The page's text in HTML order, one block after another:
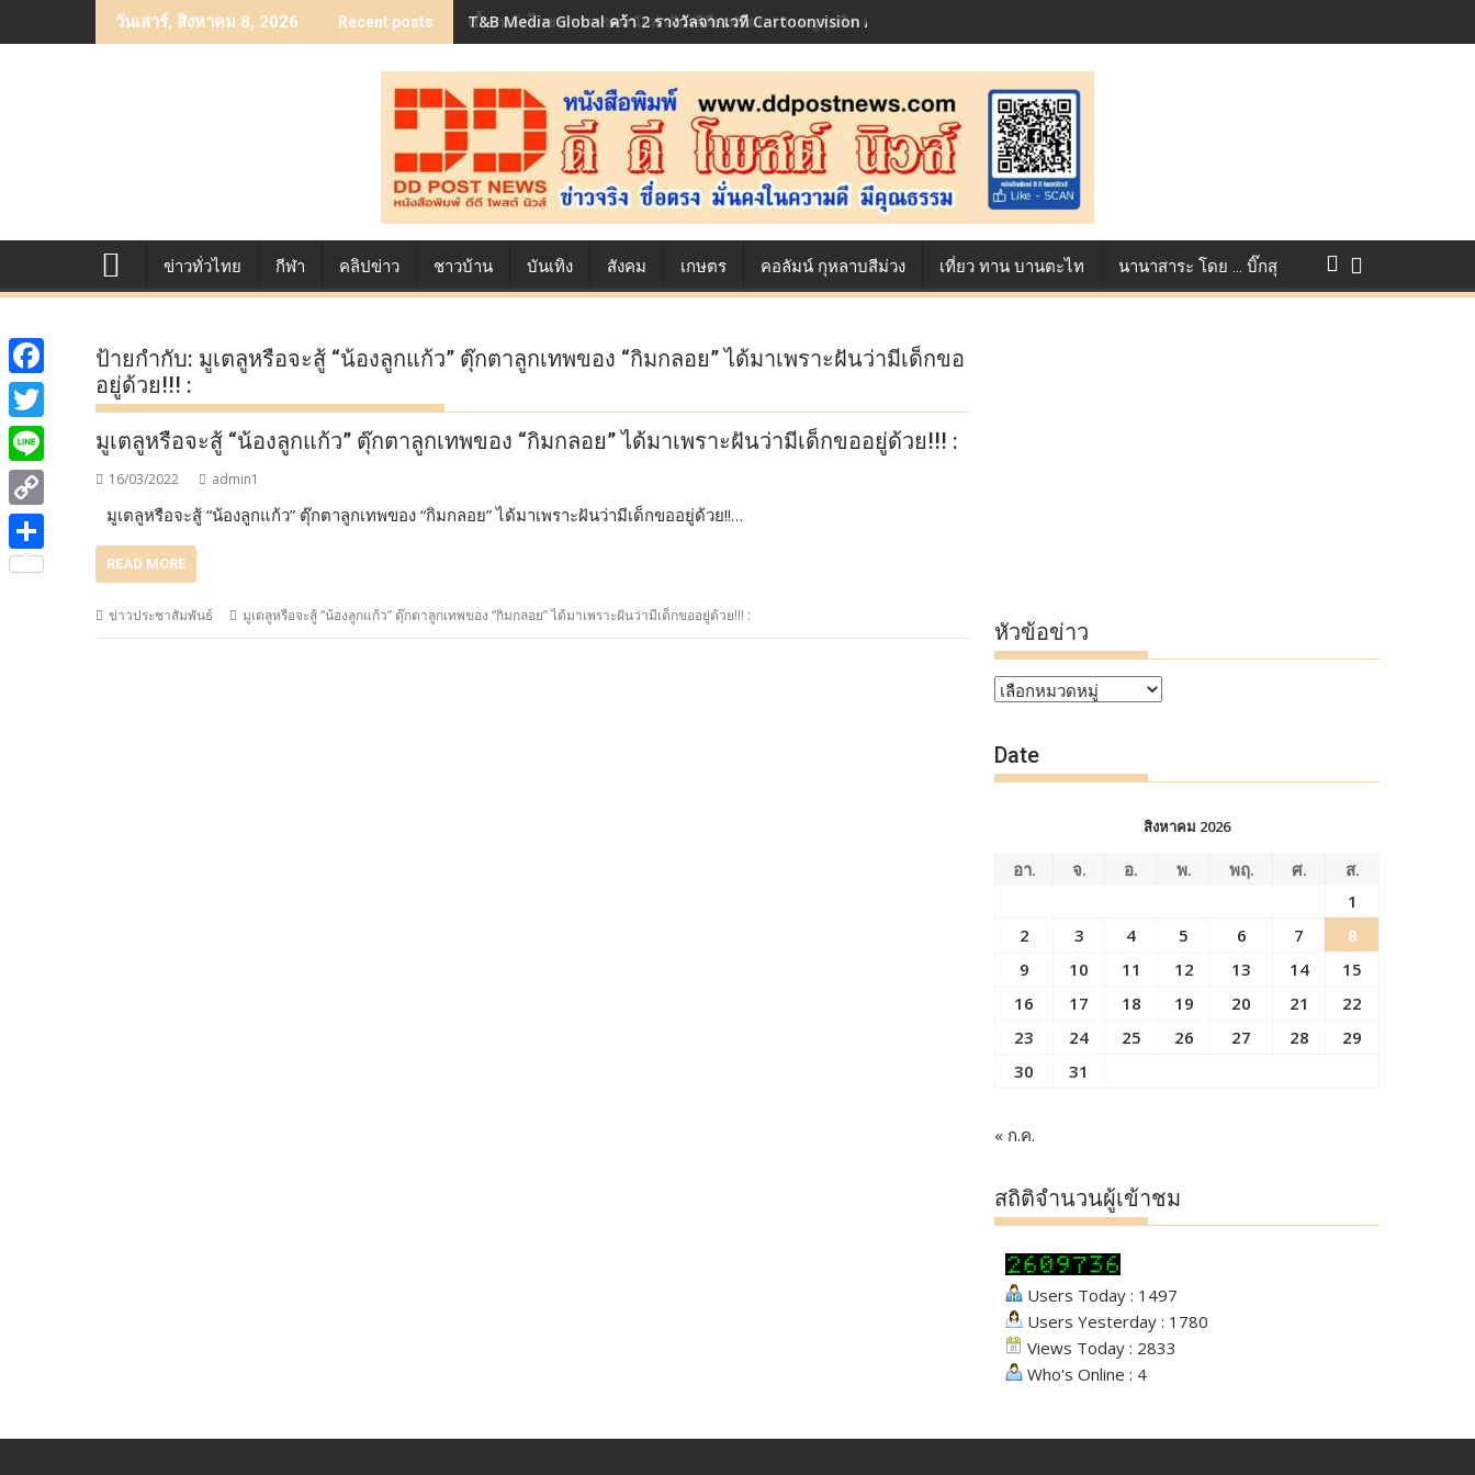
to
วันเสาร์, สิงหาคม 8, 2026 Recent posts T&B Media Global คว้า 2 รางวัลจากเวที Cartoonvision Animation Contest ตอกย้ำศักยภาพแอนิเมชันไทยบนเวทีนานาชาติ ที่ประเทศอังกฤษ :
เบื้องหลังโภชนาการของนักล่าฝัน ซีพีเอฟ เผย 10 เมนูสุดฮิต ตลอดเส้นทางการแข่งขัน True AF 2026 :
ข่าวทั่วไทย กีฬา คลิปข่าว ชาวบ้าน บันเทิง สังคม เกษตร คอลัมน์ กุหลาบสีม่วง เที่ยว ทาน บานตะไท นานาสาระ โดย … บิ๊กสุ
ป้ายกำกับ: มูเตลูหรือจะสู้ “น้องลูกแก้ว” ตุ๊กตาลูกเทพของ “กิมกลอย” ได้มาเพราะฝันว่ามีเด็กขอ
อยู่ด้วย!!! :
มูเตลูหรือจะสู้ “น้องลูกแก้ว” ตุ๊กตาลูกเทพของ “กิมกลอย” ได้มาเพราะฝันว่ามีเด็กขออยู่ด้วย!!! :
16/03/2022 admin1
มูเตลูหรือจะสู้ “น้องลูกแก้ว” ตุ๊กตาลูกเทพของ “กิมกลอย” ได้มาเพราะฝันว่ามีเด็กขออยู่ด้วย!!…
READ MORE
ข่าวประชาสัมพันธ์ มูเตลูหรือจะสู้ “น้องลูกแก้ว” ตุ๊กตาลูกเทพของ “กิมกลอย” ได้มาเพราะฝันว่ามีเด็กขออยู่ด้วย!!! :
หัวข้อข่าว
หัวข้อ
Date
สิงหาคม 2026
อา. จ. อ. พ. พฤ. ศ.
ส.
1
2
3 4 5 6 7
8
9
10 11 12 13 14
15
16
17 18 19 20 21
22
23
24 25 26 27 28
29
30
31
« ก.ค.
สถิติจำนวนผู้เข้าชม
Users Today : 1497
Users Yesterday : 1780
Views Today : 2833
Who's Online : 4
F
a
c
e
b
o
T
w
i
t
t
L
i
n
C
o
S